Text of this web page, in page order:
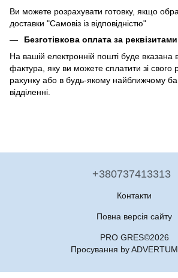
Ви можете розрахувати готовку, якщо
доставки "Самовіз із відповідністю"
Безготівкова оплата за реквізитами
На вашій електронній пошті буде вказана
фактура, яку ви можете сплатити зі свого
рахунку або в будь-якому найближчому
відділенні.
+380737413313
Контакти
Повна версія сайту
PRO GRES©2026
Просування by